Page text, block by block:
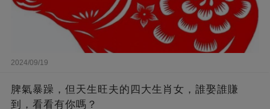
2024/09/19
脾氣暴躁，但天生旺夫的四大生肖女，誰娶誰賺
到，看看有你嗎？